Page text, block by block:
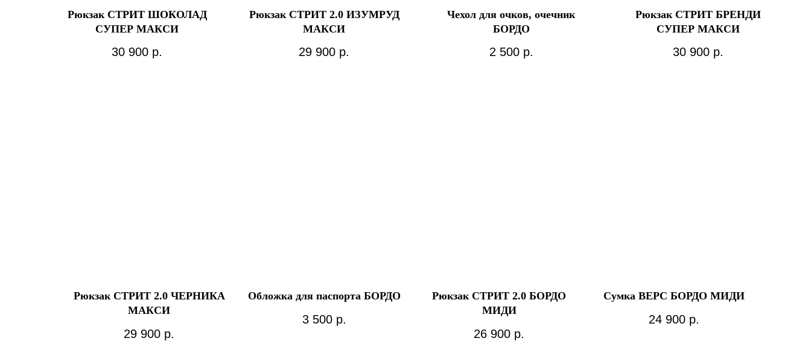
Рюкзак СТРИТ ШОКОЛАД
СУПЕР МАКСИ
30 900 р.
Рюкзак СТРИТ 2.0 ИЗУМРУД
МАКСИ
29 900 р.
Чехол для очков, очечник
БОРДО
2 500 р.
Рюкзак СТРИТ БРЕНДИ
СУПЕР МАКСИ
30 900 р.
Рюкзак СТРИТ 2.0 ЧЕРНИКА
МАКСИ
29 900 р.
Обложка для паспорта БОРДО
3 500 р.
Рюкзак СТРИТ 2.0 БОРДО
МИДИ
26 900 р.
Сумка ВЕРС БОРДО МИДИ
24 900 р.